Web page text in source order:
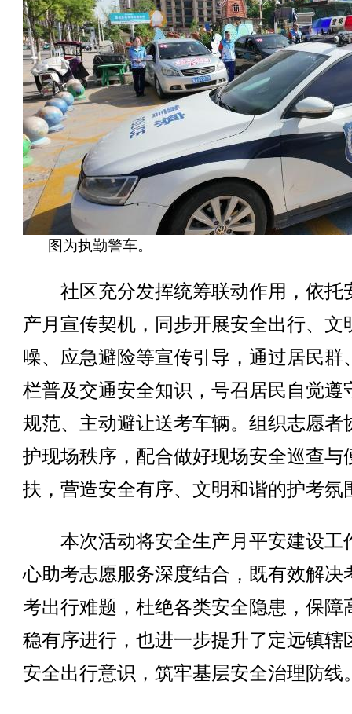
图为执勤警车。
社区充分发挥统筹联动作用，依托
产月宣传契机，同步开展安全出行、文
噪、应急避险等宣传引导，通过居民群
栏普及交通安全知识，号召居民自觉遵
规范、主动避让送考车辆。组织志愿者
护现场秩序，配合做好现场安全巡查与
扶，营造安全有序、文明和谐的护考氛
本次活动将安全生产月平安建设工
心助考志愿服务深度结合，既有效解决
考出行难题，杜绝各类安全隐患，保障
稳有序进行，也进一步提升了定远镇辖
安全出行意识，筑牢基层安全治理防线